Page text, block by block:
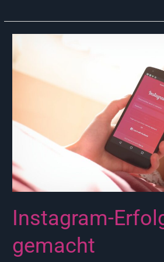
Instagram-
gemacht
leicht